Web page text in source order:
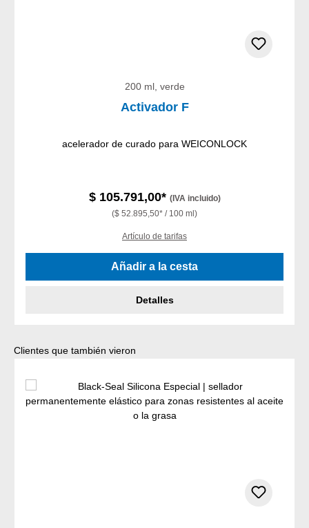
200 ml, verde
Activador F
acelerador de curado para WEICONLOCK
$ 105.791,00* (IVA incluido)
($ 52.895,50* / 100 ml)
Artículo de tarifas
Añadir a la cesta
Detalles
Omitir la galería de productos
Clientes que también vieron